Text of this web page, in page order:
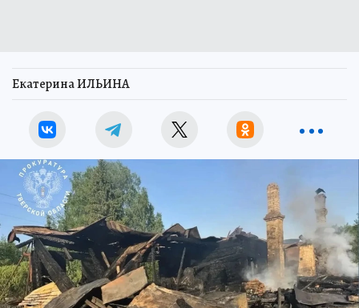
Екатерина ИЛЬИНА